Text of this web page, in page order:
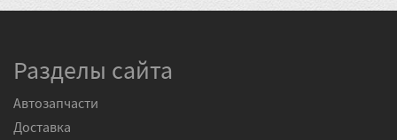
Разделы сайта
Автозапчасти
Доставка